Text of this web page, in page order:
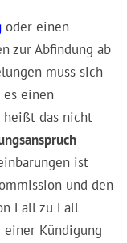
oder einen
zur Abfindung ab
muss sich
einen
heißt das nicht
ist
und den
Fall zu Fall
Kündigung